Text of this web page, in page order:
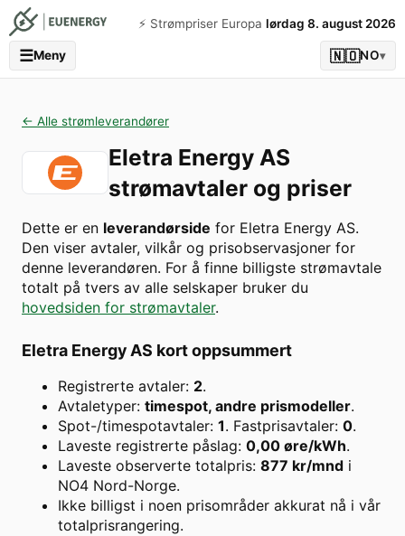
⚡️ Strømpriser Europa lørdag 8. august 2026
☰Meny 🇳🇴NO▾
← Alle strømleverandører
Eletra Energy AS
strømavtaler og priser
Dette er en leverandørside for Eletra Energy AS.
Den viser avtaler, vilkår og prisobservasjoner for
denne leverandøren. For å finne billigste strømavtale
totalt på tvers av alle selskaper bruker du
hovedsiden for strømavtaler.
Eletra Energy AS kort oppsummert
Registrerte avtaler: 2.
Avtaletyper: timespot, andre prismodeller.
Spot-/timespotavtaler: 1. Fastprisavtaler: 0.
Laveste registrerte påslag: 0,00 øre/kWh.
Laveste observerte totalpris: 877 kr/mnd i
NO4 Nord-Norge.
Ikke billigst i noen prisområder akkurat nå i vår
totalprisrangering.